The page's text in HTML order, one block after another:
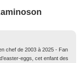
chef de 2003 à 2025 - Fan
eggs, cet enfant des